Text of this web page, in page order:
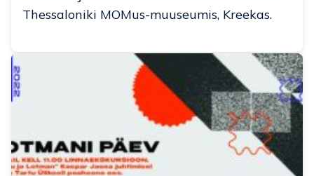
Thessaloniki MOMus-muuseumis, Kreekas.